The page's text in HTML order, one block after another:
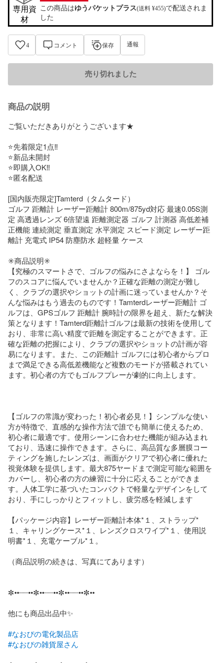
専用資
材
この商品はゆうパケットプラス(送料 ¥455)で配送されま
した
4 コメント 保存 通報
売り切れました
商品の説明
ご覧いただきありがとうございます★
⭐️先着限定1点‼️
⭐️新品未開封
⭐️即購入OK‼️
⭐️匿名配送
[国内販売限定]Tamterd（タムタード）
ゴルフ 距離計 レーザー距離計 800m/875yd対応 最速0.05S測
定 高透過レンズ 6倍望遠 距離測定器 ゴルフ 計測器 高低差補
正機能 連続測定 垂直測定 水平測定 スピード測定 レーザー距
離計 充電式 IP54 防塵防水 超軽量 ケース
✳️商品説明✳️
【究極のスマートさで、ゴルフの悩みにさよならを！】 ゴル
フのスコアに悩んでいませんか？正確な距離の測定が難し
く、クラブの選択やショットの計画に迷っていませんか？そ
んな悩みはもう過去のものです！Tamterdレーザー距離計 ゴ
ルフは、GPSゴルフ 距離計 腕時計の限界を超え、新たな解決
策となります！Tamterd距離計ゴルフは最新の技術を使用して
おり、非常に高い精度で距離を測定することができます。正
確な距離の把握により、クラブの選択やショットの計画が容
易になります。また、この距離計 ゴルフには初心者からプロ
まで満足できる高低差機能など複数のモードが搭載されてい
ます。初心者の方でもゴルフプレーが劇的に向上します。
【ゴルフの常識が変わった！初心者必見！】シンプルな使い
方が特徴で、直感的な操作方法で誰でも簡単に使えるため、
初心者に最適です。使用シーンに合わせた機能が組み込まれ
ており、迅速に操作できます。さらに、高品質な多層膜コー
ティングを施したレンズは、画面がクリアで初心者に優れた
視覚体験を提供します。最大875ヤードまで測定可能な範囲を
カバーし、初心者の方の練習に十分に応えることができま
す。人体工学に基づいたコンパクトで軽量なデザインをして
おり、手にしっかりとフィットし、疲労感を軽減します
【パッケージ内容】レーザー距離計本体*１、ストラップ*
１、キャリングケース*１、レンズクロスワイプ*１、使用説
明書*１、充電ケーブル*１。
（商品説明の続きは、写真にてあります）
✼••┈┈••✼••┈┈••✼••┈┈••✼••
他にも商品出品中✨️
#なおぴの電化製品店
#なおぴの雑貨屋さん